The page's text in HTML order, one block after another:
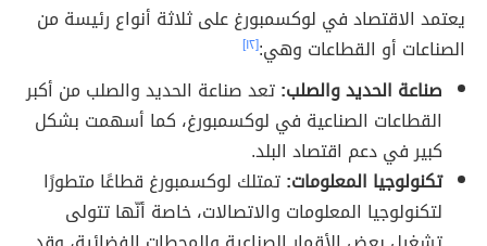
يعتمد الاقتصاد في لوكسمبورغ على ثلاثة أنواع رئيسة من
الصناعات أو القطاعات وهي:[١٢]
صناعة الحديد والصلب:تعد صناعة الحديد والصلب من أكبر
القطاعات الصناعية في لوكسمبورغ، كما أسهمت بشكل
كبير في دعم اقتصاد البلد.
تكنولوجيا المعلومات:تمتلك لوكسمبورغ قطاعًا متطورًا
لتكنولوجيا المعلومات والاتصالات،خاصة أنّها تتولى